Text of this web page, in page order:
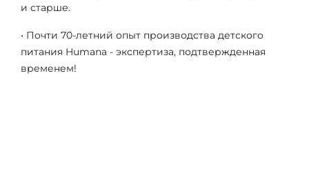
и старше.
• Почти 70-летний опыт производства детского
питания Humana - экспертиза, подтвержденная
временем!